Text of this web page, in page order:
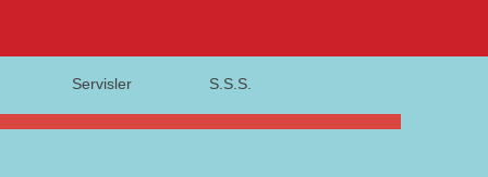
Servisler S.S.S.